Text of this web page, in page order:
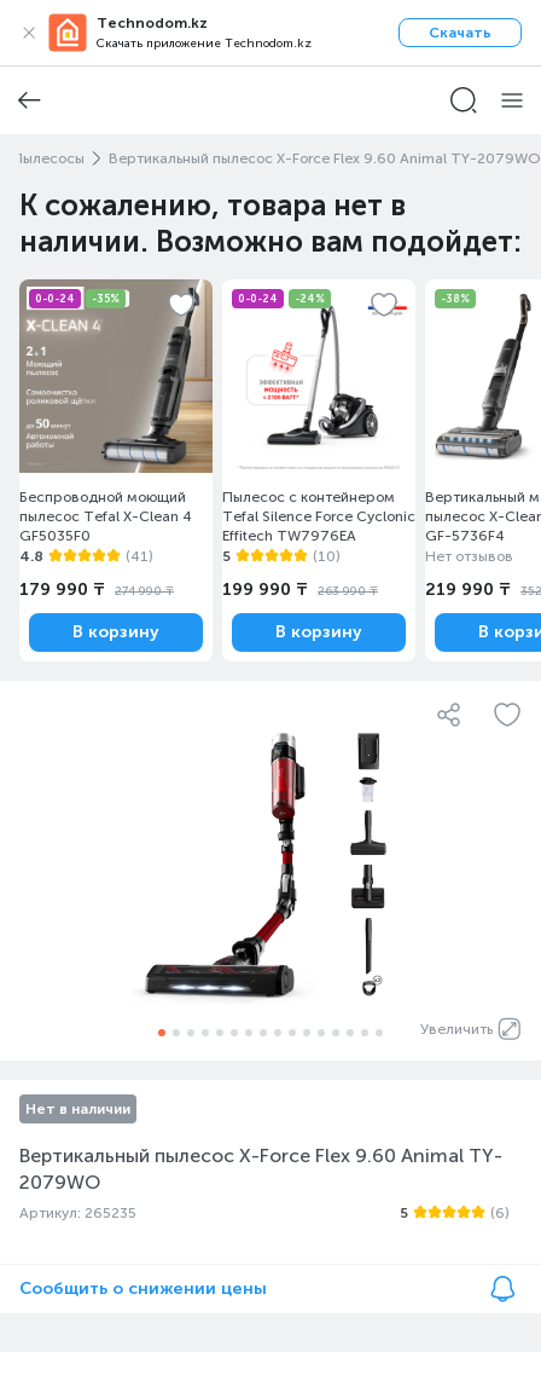
Technodom.kz
Скачать приложение Technodom.kz
Скачать
Пылесосы Вертикальный пылесос X-Force Flex 9.60 Animal TY-2079WO
К сожалению, товара нет в
наличии. Возможно вам подойдет:
0-0-24 -35%
Беспроводной моющий
пылесос Tefal X-Clean 4
GF5035F0
4.8
(41)
179 990 ₸ 274 990 ₸
В корзину
0-0-24 -24%
Пылесос с контейнером
Tefal Silence Force Cyclonic
Effitech TW7976EA
5
(10)
199 990 ₸ 263 990 ₸
В корзину
-38%
Вертикальный
пылесос X-
GF-5736F4
Нет отзывов
219 990 ₸
В
Увеличить
Нет в наличии
Вертикальный пылесос X-Force Flex 9.60 Animal TY-
2079WO
Артикул: 265235 5 (6)
Сообщить о снижении цены